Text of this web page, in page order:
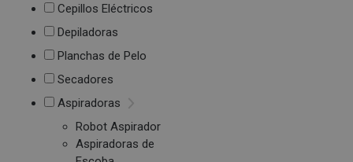
Cepillos Eléctricos
Depiladoras
Planchas de Pelo
Secadores
Aspiradoras
Robot Aspirador
Aspiradoras de